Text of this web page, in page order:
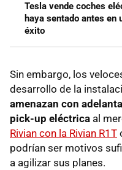
Tesla vende coches
haya sentado antes en
éxito
Sin embargo, los
desarrollo de la
amenazan con
pick-up eléctrica al
Rivian con la Rivian R1T
podrían ser motivos
a agilizar sus planes.